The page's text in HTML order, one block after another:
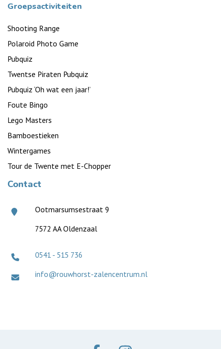
Groepsactiviteiten
Shooting Range
Polaroid Photo Game
Pubquiz
Twentse Piraten Pubquiz
Pubquiz ‘Oh wat een jaar!’
Foute Bingo
Lego Masters
Bamboestieken
Wintergames
Tour de Twente met E-Chopper
Contact
Ootmarsumsestraat 9
7572 AA Oldenzaal
0541 - 515 736
info@rouwhorst-zalencentrum.nl